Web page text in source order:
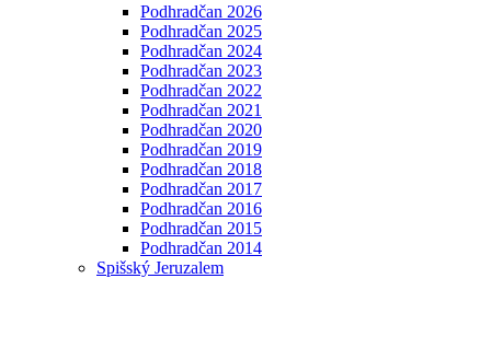
Podhradčan 2026
Podhradčan 2025
Podhradčan 2024
Podhradčan 2023
Podhradčan 2022
Podhradčan 2021
Podhradčan 2020
Podhradčan 2019
Podhradčan 2018
Podhradčan 2017
Podhradčan 2016
Podhradčan 2015
Podhradčan 2014
Spišský Jeruzalem